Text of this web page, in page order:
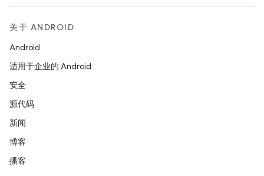
关于 ANDROID
Android
适用于企业的 Android
安全
源代码
新闻
博客
播客